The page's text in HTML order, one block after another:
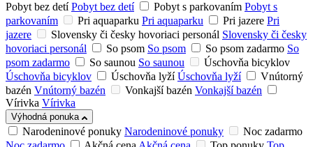
Pobyt bez detí Pobyt bez detí Pobyt s parkovaním Pobyt s
parkovaním
Pri aquaparku Pri aquaparku Pri jazere Pri
jazere
Slovensky či česky hovoriaci personál Slovensky či česky
hovoriaci personál
So psom So psom So psom zadarmo So
psom zadarmo
So saunou So saunou
Úschovňa bicyklov
Úschovňa bicyklov
Úschovňa lyží Úschovňa lyží
Vnútorný
bazén Vnútorný bazén Vonkajší bazén Vonkajší bazén
Vírivka Vírivka
Výhodná ponuka
Narodeninové ponuky Narodeninové ponuky
Noc zadarmo